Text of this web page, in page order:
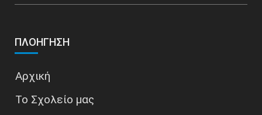
ΠΛΟΉΓΗΣΗ
Αρχική
Το Σχολείο μας